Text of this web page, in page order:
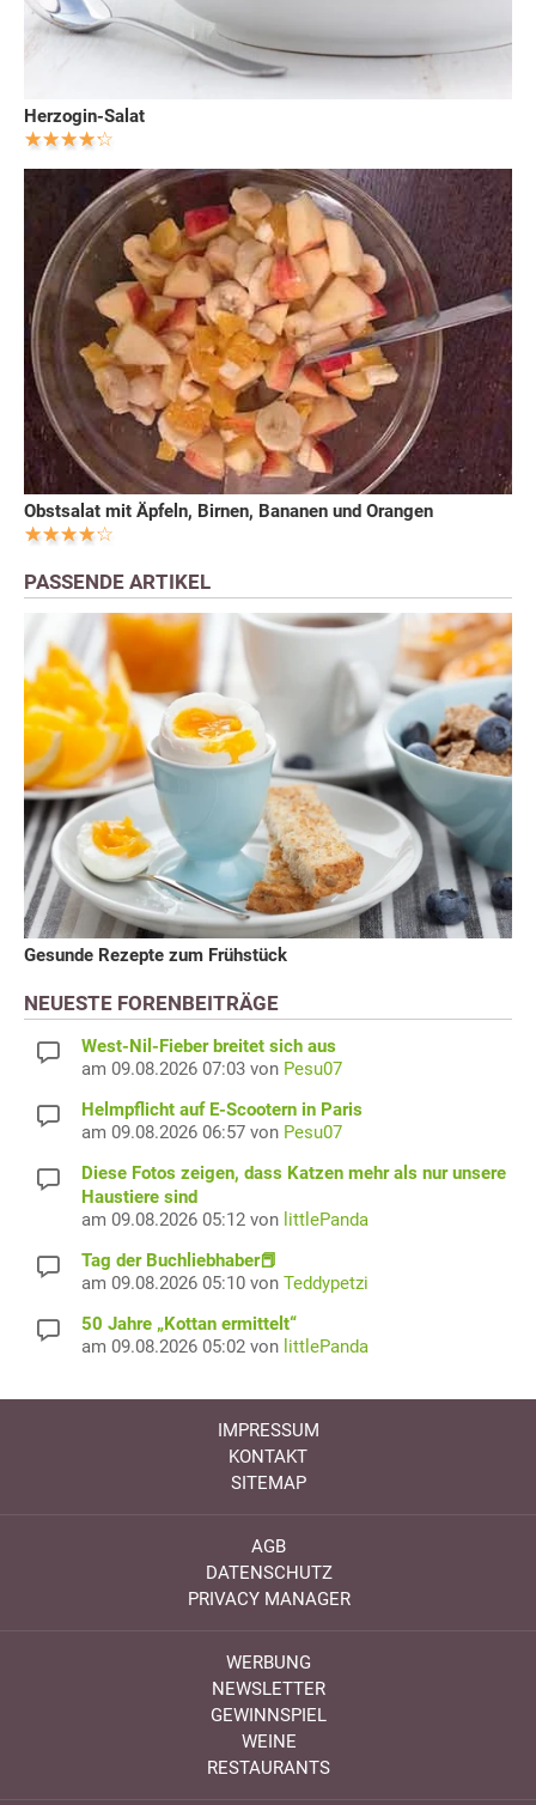
Herzogin-Salat
Obstsalat mit Äpfeln, Birnen, Bananen und Orangen
PASSENDE ARTIKEL
Gesunde Rezepte zum Frühstück
NEUESTE FORENBEITRÄGE
West-Nil-Fieber breitet sich aus
am 09.08.2026 07:03 von Pesu07
Helmpflicht auf E-Scootern in Paris
am 09.08.2026 06:57 von Pesu07
Diese Fotos zeigen, dass Katzen mehr als nur unsere
Haustiere sind
am 09.08.2026 05:12 von littlePanda
Tag der Buchliebhaber📕
am 09.08.2026 05:10 von Teddypetzi
50 Jahre „Kottan ermittelt“
am 09.08.2026 05:02 von littlePanda
IMPRESSUM
KONTAKT
SITEMAP
AGB
DATENSCHUTZ
PRIVACY MANAGER
WERBUNG
NEWSLETTER
GEWINNSPIEL
WEINE
RESTAURANTS